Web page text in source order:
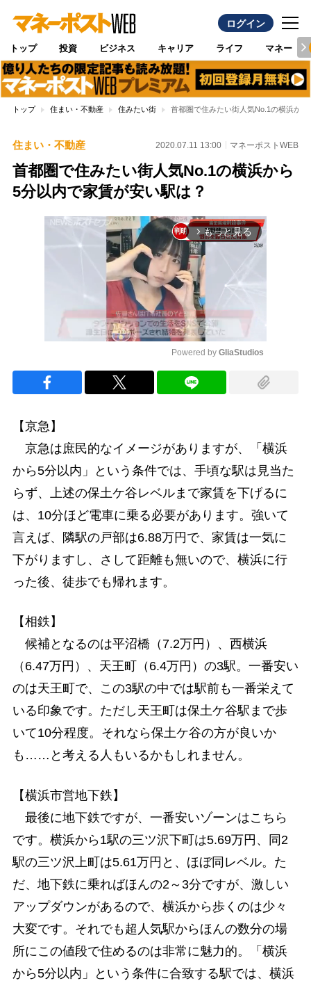
ログイン
トップ 投資 ビジネス キャリア ライフ マネー
トップ 住まい・不動産 住みたい街 首都圏で住みたい街人気No.1の横浜か
住まい・不動産 2020.07.11 13:00 マネーポストWEB
首都圏で住みたい街人気No.1の横浜から
5分以内で家賃が安い駅は？
arrow_forward_ios もっと見る
Powered by GliaStudios
【京急】
京急は庶民的なイメージがありますが、「横浜
から5分以内」という条件では、手頃な駅は見当た
らず、上述の保土ケ谷レベルまで家賃を下げるに
は、10分ほど電車に乗る必要があります。強いて
言えば、隣駅の戸部は6.88万円で、家賃は一気に
下がりますし、さして距離も無いので、横浜に行
った後、徒歩でも帰れます。
【相鉄】
候補となるのは平沼橋（7.2万円）、西横浜
（6.47万円）、天王町（6.4万円）の3駅。一番安い
のは天王町で、この3駅の中では駅前も一番栄えて
いる印象です。ただし天王町は保土ケ谷駅まで歩
いて10分程度。それなら保土ケ谷の方が良いか
も……と考える人もいるかもしれません。
【横浜市営地下鉄】
最後に地下鉄ですが、一番安いゾーンはこちら
です。横浜から1駅の三ツ沢下町は5.69万円、同2
駅の三ツ沢上町は5.61万円と、ほぼ同レベル。た
だ、地下鉄に乗ればほんの2～3分ですが、激しい
アップダウンがあるので、横浜から歩くのは少々
大変です。それでも超人気駅からほんの数分の場
所にこの値段で住めるのは非常に魅力的。「横浜
から5分以内」という条件に合致する駅では、横浜